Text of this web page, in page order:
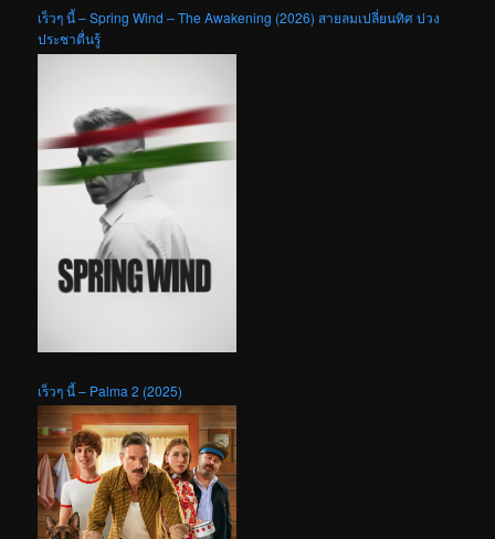
เร็วๆ นี้ – Spring Wind – The Awakening (2026) สายลมเปลี่ยนทิศ ปวง
ประชาตื่นรู้
เร็วๆ นี้ – Palma 2 (2025)